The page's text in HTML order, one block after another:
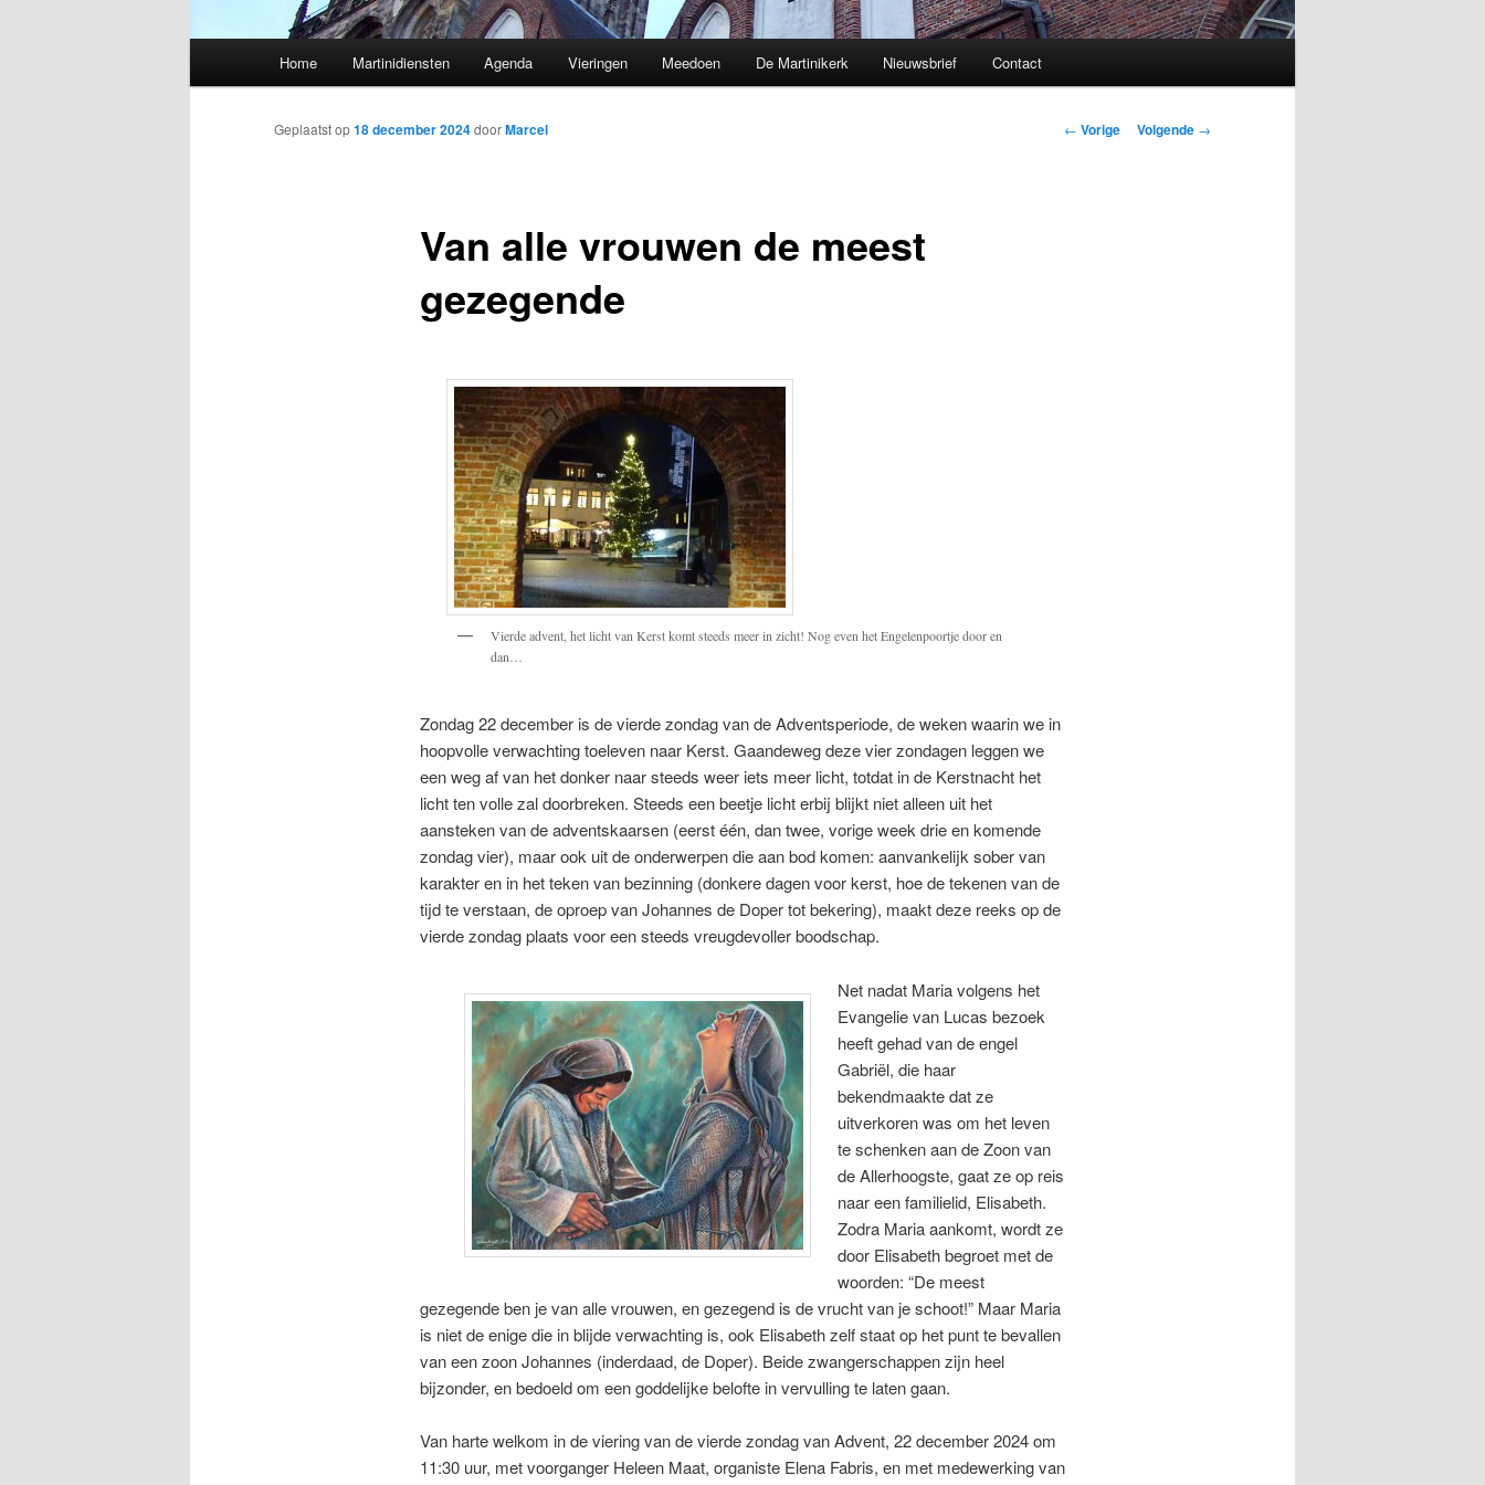
Home Martinidiensten Agenda Vieringen Meedoen De Martinikerk Nieuwsbrief Contact
Bericht
← Vorige Volgende →
Van alle vrouwen de meest
gezegende
Geplaatst op18 december 2024doorMarcel
Vierde advent, het licht van Kerst komt steeds meer in zicht! Nog even het Engelenpoortje door en
dan…
Zondag 22 december is de vierde zondag van de Adventsperiode, de weken waarin we in
hoopvolle verwachting toeleven naar Kerst. Gaandeweg deze vier zondagen leggen we
een weg af van het donker naar steeds weer iets meer licht, totdat in de Kerstnacht het
licht ten volle zal doorbreken. Steeds een beetje licht erbij blijkt niet alleen uit het
aansteken van de adventskaarsen (eerst één, dan twee, vorige week drie en komende
zondag vier), maar ook uit de onderwerpen die aan bod komen: aanvankelijk sober van
karakter en in het teken van bezinning (donkere dagen voor kerst, hoe de tekenen van de
tijd te verstaan, de oproep van Johannes de Doper tot bekering), maakt deze reeks op de
vierde zondag plaats voor een steeds vreugdevoller boodschap.
Net nadat Maria volgens het
Evangelie van Lucas bezoek
heeft gehad van de engel
Gabriël, die haar
bekendmaakte dat ze
uitverkoren was om het leven
te schenken aan de Zoon van
de Allerhoogste, gaat ze op reis
naar een familielid, Elisabeth.
Zodra Maria aankomt, wordt ze
door Elisabeth begroet met de
woorden: “De meest
gezegende ben je van alle vrouwen, en gezegend is de vrucht van je schoot!” Maar Maria
is niet de enige die in blijde verwachting is, ook Elisabeth zelf staat op het punt te bevallen
van een zoon Johannes (inderdaad, de Doper). Beide zwangerschappen zijn heel
bijzonder, en bedoeld om een goddelijke belofte in vervulling te laten gaan.
Van harte welkom in de viering van de vierde zondag van Advent, 22 december 2024 om
11:30 uur, met voorganger Heleen Maat, organiste Elena Fabris, en met medewerking van